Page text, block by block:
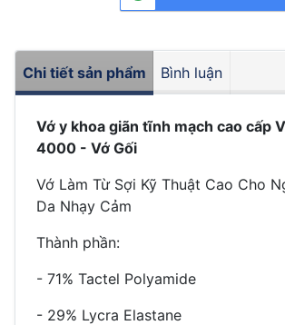
Chi tiết sản phẩm Bình luận
Vớ y khoa giãn tĩnh mạch cao cấp
4000 - Vớ Gối
Vớ Làm Từ Sợi Kỹ Thuật Cao Cho
Da Nhạy Cảm
Thành phần:
- 71% Tactel Polyamide
- 29% Lycra Elastane